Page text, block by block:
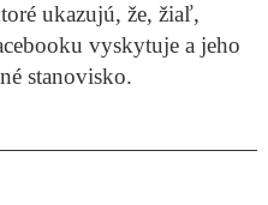
ukazujú, že, žiaľ,
vyskytuje a jeho
stanovisko.